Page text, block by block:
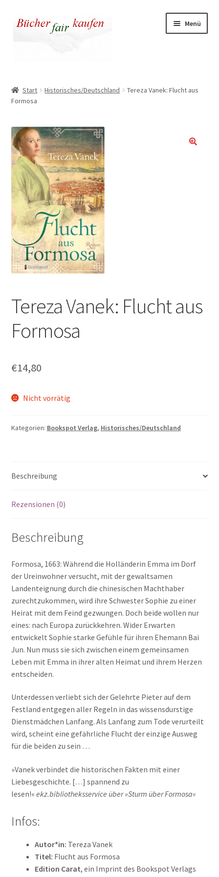
Zur
Navigation
Zum
Inhalt
Menü
Kasse
Warenkorb
Warum fair kaufen
Start Historisches/Deutschland
Tereza Vanek: Flucht aus
Formosa
Tereza Vanek: Flucht aus
Formosa
€14,80
Nicht vorrätig
Kategorien: Bookspot Verlag, Historisches/Deutschland
Beschreibung
Rezensionen (0)
Beschreibung
Formosa, 1663: Während die Holländerin Emma im Dorf
der Ureinwohner versucht, mit der gewaltsamen
Landenteignung durch die chinesischen Machthaber
zurechtzukommen, wird ihre Schwester Sophie zu einer
Heirat mit dem Feind gezwungen. Doch beide wollen nur
eines: nach Europa zurückkehren. Wider Erwarten
entwickelt Sophie starke Gefühle für ihren Ehemann Bai
Jun. Nun muss sie sich zwischen einem gemeinsamen
Leben mit Emma in ihrer alten Heimat und ihrem Herzen
entscheiden.
Unterdessen verliebt sich der Gelehrte Pieter auf dem
Festland entgegen aller Regeln in das wissensdurstige
Dienstmädchen Lanfang. Als Lanfang zum Tode verurteilt
wird, scheint eine gefährliche Flucht der einzige Ausweg
für die beiden zu sein …
»Vanek verbindet die historischen Fakten mit einer
Liebesgeschichte. […] spannend zu
lesen!« ekz.bibliotheksservice über»Sturm über Formosa«
Infos:
Autor*in: Tereza Vanek
Titel: Flucht aus Formosa
Edition Carat, ein Imprint des Bookspot Verlags